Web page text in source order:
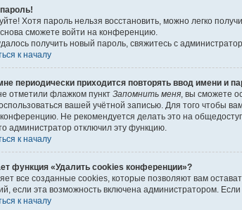
Хотя пароль нельзя восстановить, можно легко
сможете войти на конференцию.
получить новый пароль, свяжитесь с
к началу
периодически приходится повторять ввод имени и
отметили флажком пункт Запомнить меня, вы сможете
вашей учётной записью. Для того чтобы
Не рекомендуется делать это на
администратор отключил эту функцию.
к началу
функция «Удалить cookies конференции»?
все созданные cookies, которые позволяют вам
если эта возможность включена администратором.
к началу